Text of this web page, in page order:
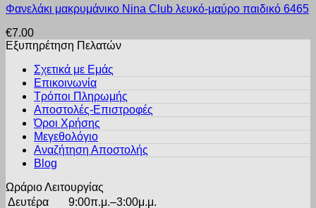
επιλεγούν
σελίδα
του
προϊόντος
το
έχει
πολλαπλές
επιλογές
μπορούν
επιλεγούν
σελίδα
Φανελάκι μακρυμάνικο Nina Club λευκό-μαύρο παιδικό 6465
€7.00
Εξυπηρέτηση Πελατών
Σχετικά με Εμάς
Επικοινωνία
Τρόποι Πληρωμής
Αποστολές-Επιστροφές
Όροι Χρήσης
Μεγεθολόγιο
Αναζήτηση Αποστολής
Blog
Ωράριο Λειτουργίας
Δευτέρα
9:00π.μ.–3:00μ.μ.